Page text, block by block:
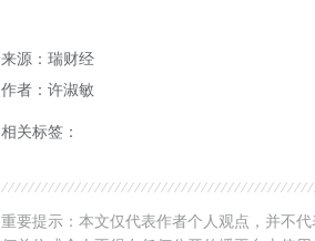
来源：瑞财经
作者：许淑敏
相关标签：
重要提示：本文仅代表作者个人观点，并不